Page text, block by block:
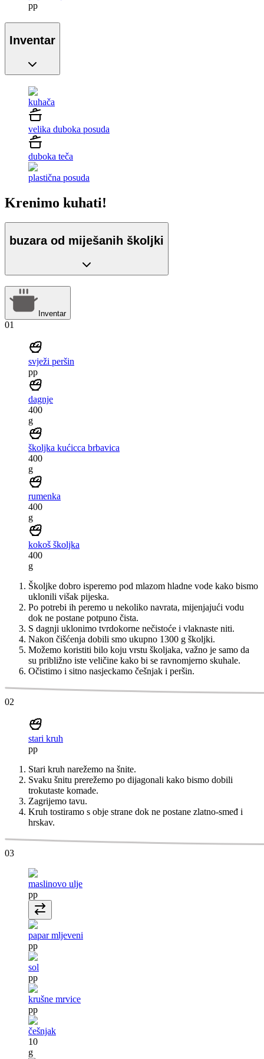
pp
Inventar
kuhača
velika duboka posuda
duboka teča
plastična posuda
Krenimo kuhati!
buzara od miješanih školjki
Inventar
01
svježi peršin
pp
dagnje
400
g
školjka kućicca brbavica
400
g
rumenka
400
g
kokoš školjka
400
g
Školjke dobro isperemo pod mlazom hladne vode kako bismo
uklonili višak pijeska.
Po potrebi ih peremo u nekoliko navrata, mijenjajući vodu
dok ne postane potpuno čista.
S dagnji uklonimo tvrdokorne nečistoće i vlaknaste niti.
Nakon čišćenja dobili smo ukupno 1300 g školjki.
Možemo koristiti bilo koju vrstu školjaka, važno je samo da
su približno iste veličine kako bi se ravnomjerno skuhale.
Očistimo i sitno nasjeckamo češnjak i peršin.
02
stari kruh
pp
Stari kruh narežemo na šnite.
Svaku šnitu prerežemo po dijagonali kako bismo dobili
trokutaste komade.
Zagrijemo tavu.
Kruh tostiramo s obje strane dok ne postane zlatno-smeđ i
hrskav.
03
maslinovo ulje
pp
papar mljeveni
pp
sol
pp
krušne mrvice
pp
češnjak
10
g